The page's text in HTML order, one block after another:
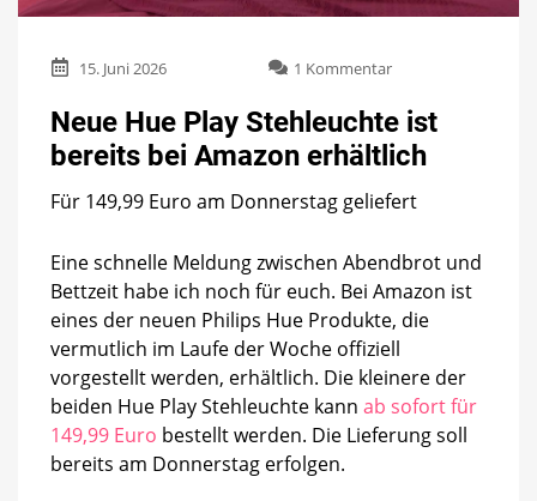
15. Juni 2026 1 Kommentarzu
Hue
Play
Stehleuchte
bereits
erhältlich
Neue Hue Play Stehleuchte ist
bereits bei Amazon erhältlich
Für 149,99 Euro am Donnerstag geliefert
Eine schnelle Meldung zwischen Abendbrot und
Bettzeit habe ich noch für euch. Bei Amazon ist
eines der neuen Philips Hue Produkte, die
vermutlich im Laufe der Woche offiziell
vorgestellt werden, erhältlich. Die kleinere der
beiden Hue Play Stehleuchte kann ab sofort für
149,99 Euro bestellt werden. Die Lieferung soll
bereits am Donnerstag erfolgen.